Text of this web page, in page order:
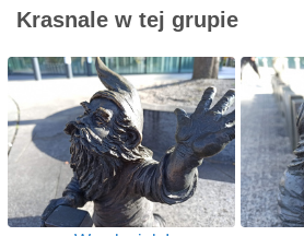
Krasnale w tej grupie